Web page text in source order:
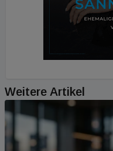
Weitere Artikel